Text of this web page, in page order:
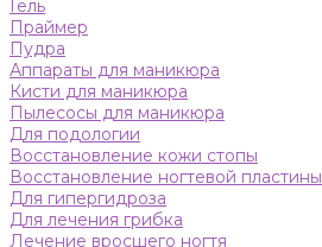
Гель
Праймер
Пудра
Аппараты для маникюра
Кисти для маникюра
Пылесосы для маникюра
Для подологии
Восстановление кожи стопы
Восстановление ногтевой пластины
Для гипергидроза
Для лечения грибка
Лечение вросшего ногтя